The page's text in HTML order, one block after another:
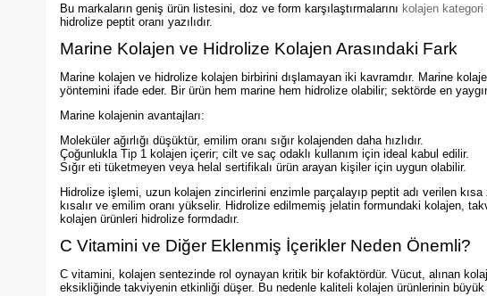
Bu markaların geniş ürün listesini, doz ve form karşılaştırmalarını kolajen kategori
hidrolize peptit oranı yazılıdır.
Marine Kolajen ve Hidrolize Kolajen Arasındaki Fark
Marine kolajen ve hidrolize kolajen birbirini dışlamayan iki kavramdır. Marine
yöntemini ifade eder. Bir ürün hem marine hem hidrolize olabilir; sektörde en
Marine kolajenin avantajları:
Moleküler ağırlığı düşüktür, emilim oranı sığır kolajenden daha hızlıdır.
Çoğunlukla Tip 1 kolajen içerir; cilt ve saç odaklı kullanım için ideal kabul edilir.
Sığır eti tüketmeyen veya helal sertifikalı ürün arayan kişiler için uygun olabilir.
Hidrolize işlemi, uzun kolajen zincirlerini enzimle parçalayıp peptit adı verilen
kısalır ve emilim oranı yükselir. Hidrolize edilmemiş jelatin formundaki kolajen,
kolajen ürünleri hidrolize formdadır.
C Vitamini ve Diğer Eklenmiş İçerikler Neden Önemli?
C vitamini, kolajen sentezinde rol oynayan kritik bir kofaktördür. Vücut, alınan
eksikliğinde takviyenin etkinliği düşer. Bu nedenle kaliteli kolajen ürünlerinin